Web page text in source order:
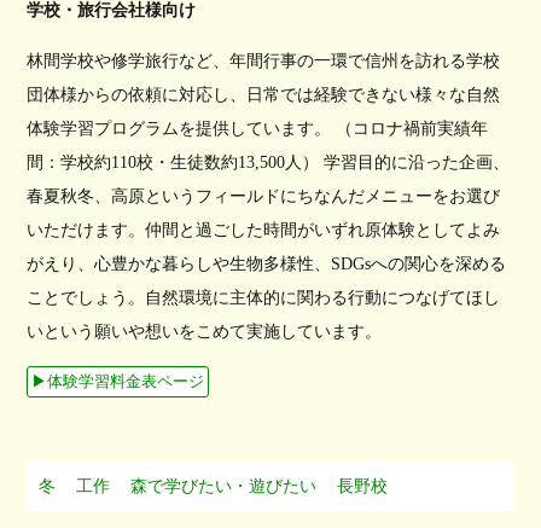
学校・旅行会社様向け
林間学校や修学旅行など、年間行事の一環で信州を訪れる学校
団体様からの依頼に対応し、日常では経験できない様々な自然
体験学習プログラムを提供しています。 （コロナ禍前実績年
間：学校約110校・生徒数約13,500人） 学習目的に沿った企画、
春夏秋冬、高原というフィールドにちなんだメニューをお選び
いただけます。仲間と過ごした時間がいずれ原体験としてよみ
がえり、心豊かな暮らしや生物多様性、SDGsへの関心を深める
ことでしょう。自然環境に主体的に関わる行動につなげてほし
いという願いや想いをこめて実施しています。
▶︎体験学習料金表ページ
冬 工作 森で学びたい・遊びたい 長野校